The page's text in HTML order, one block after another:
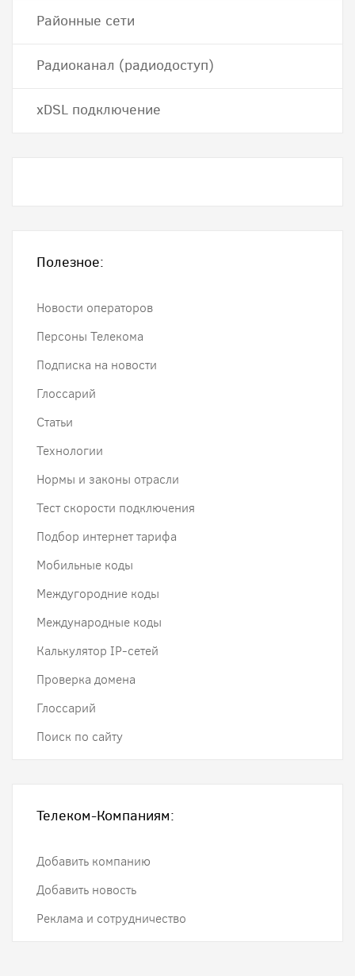
Районные сети
Радиоканал (радиодоступ)
хDSL подключение
Полезное:
Новости операторов
Персоны Телекома
Подписка на новости
Глоссарий
Статьи
Технологии
Нормы и законы отрасли
Тест скорости подключения
Подбор интернет тарифа
Мобильные коды
Междугородние коды
Международные коды
Калькулятор IP-сетей
Проверка домена
Глоссарий
Поиск по сайту
Телеком-Компаниям:
Добавить компанию
Добавить новость
Реклама и сотрудничество